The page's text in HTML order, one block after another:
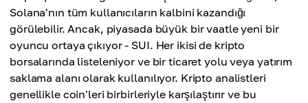
Solana'nın tüm kullanıcıların kalbini kazandığı
görülebilir. Ancak, piyasada büyük bir vaatle yeni bir
oyuncu ortaya çıkıyor - SUI. Her ikisi de kripto
borsalarında listeleniyor ve bir ticaret yolu veya yatırım
saklama alanı olarak kullanılıyor. Kripto analistleri
genellikle coin'leri birbirleriyle karşılaştırır ve bu